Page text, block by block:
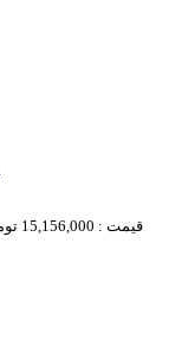
قیمت : 15,156,000 تومان